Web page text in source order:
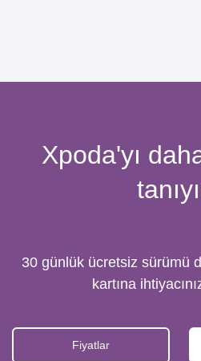
Xpoda'yı
30 günlük ücretsiz sürümü
kartına
Fiyatlar